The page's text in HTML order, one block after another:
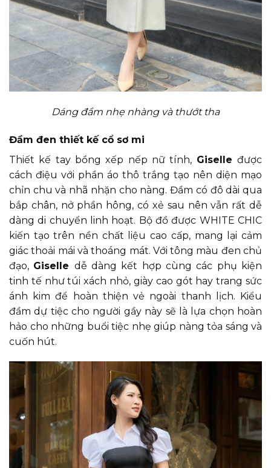
Dáng đầm nhẹ nhàng và thướt tha
Đầm đen thiết kế cổ sơ mi
Thiết kế tay bồng xếp nếp nữ tính, Giselleđược
cách điệu với phần áo thô trắng tạo nên diện mạo
chỉn chu và nhã nhặn cho nàng. Đầm có đô dài qua
bắp chân, nở phần hông, có xẻ sau nên vẫn rất dễ
dàng di chuyển linh hoạt. Bộ đồ được WHITE CHIC
kiến tạo trên nền chất liệu cao cấp, mang lại cảm
giác thoải mái và thoáng mát. Với tông màu đen chủ
đạo, Giselle dễ dàng kết hợp cùng các phụ kiện
tinh tế như túi xách nhỏ, giày cao gót hay trang sức
ánh kim để hoàn thiện vẻ ngoài thanh lịch. Kiểu
đầm dự tiệc cho người gầy này sẽ là lựa chọn hoàn
hảo cho những buổi tiệc nhẹ giúp nàng tỏa sáng và
cuốn hút.